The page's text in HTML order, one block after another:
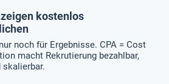
kostenlos
noch für Ergebnisse. CPA = Cost
macht Rekrutierung bezahlbar,
skalierbar.